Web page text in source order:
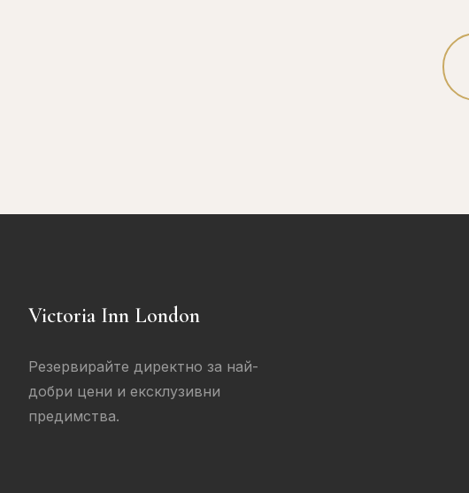
Victoria Inn London
Резервирайте директно за най-
добри цени и ексклузивни
предимства.